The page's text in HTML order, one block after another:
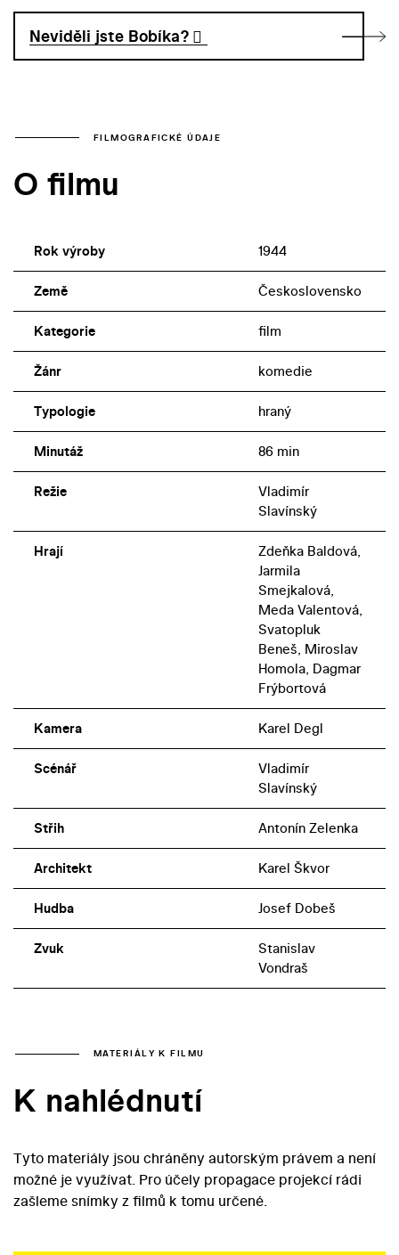
Neviděli jste Bobíka?
FILMOGRAFICKÉ ÚDAJE
O filmu
Rok výroby 1944
Země Československo
Kategorie film
Žánr komedie
Typologie hraný
Minutáž 86 min
Režie
Vladimír
Slavínský
Hrají
Zdeňka Baldová,
Jarmila
Smejkalová,
Meda Valentová,
Svatopluk
Beneš, Miroslav
Homola, Dagmar
Frýbortová
Kamera Karel Degl
Scénář
Vladimír
Slavínský
Střih Antonín Zelenka
Architekt Karel Škvor
Hudba Josef Dobeš
Zvuk
Stanislav
Vondraš
MATERIÁLY K FILMU
K nahlédnutí
Tyto materiály jsou chráněny autorským právem a není
možné je využívat. Pro účely propagace projekcí rádi
zašleme snímky z filmů k tomu určené.